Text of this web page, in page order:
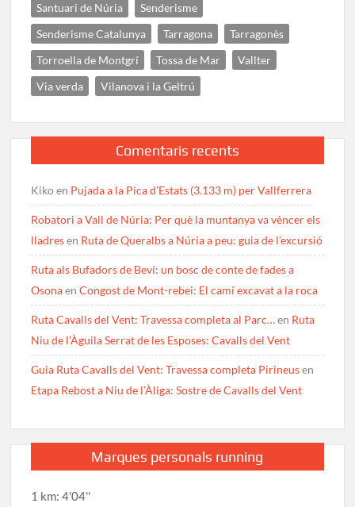
Santuari de Núria
Senderisme
Senderisme Catalunya
Tarragona
Tarragonès
Torroella de Montgrí
Tossa de Mar
Vallter
Via verda
Vilanova i la Geltrú
Comentaris recents
Kikoen Pujada a la Pica d’Estats (3.133 m) per Vallferrera
Robatori a Vall de Núria: Per què la muntanya va vèncer els
lladresen Ruta de Queralbs a Núria a peu: guia de l’excursió
Ruta als Bufadors de Beví: un bosc de conte de fades a
OsonaenCongost de Mont-rebei: El camí excavat a la roca
Ruta Cavalls del Vent: Travessa completa al Parc…en Ruta
Niu de l’Àguila Serrat de les Esposes: Cavalls del Vent
Guia Ruta Cavalls del Vent: Travessa completa Pirineusen
Etapa Rebost a Niu de l’Àliga: Sostre de Cavalls del Vent
Marques personals running
1 km: 4'04''